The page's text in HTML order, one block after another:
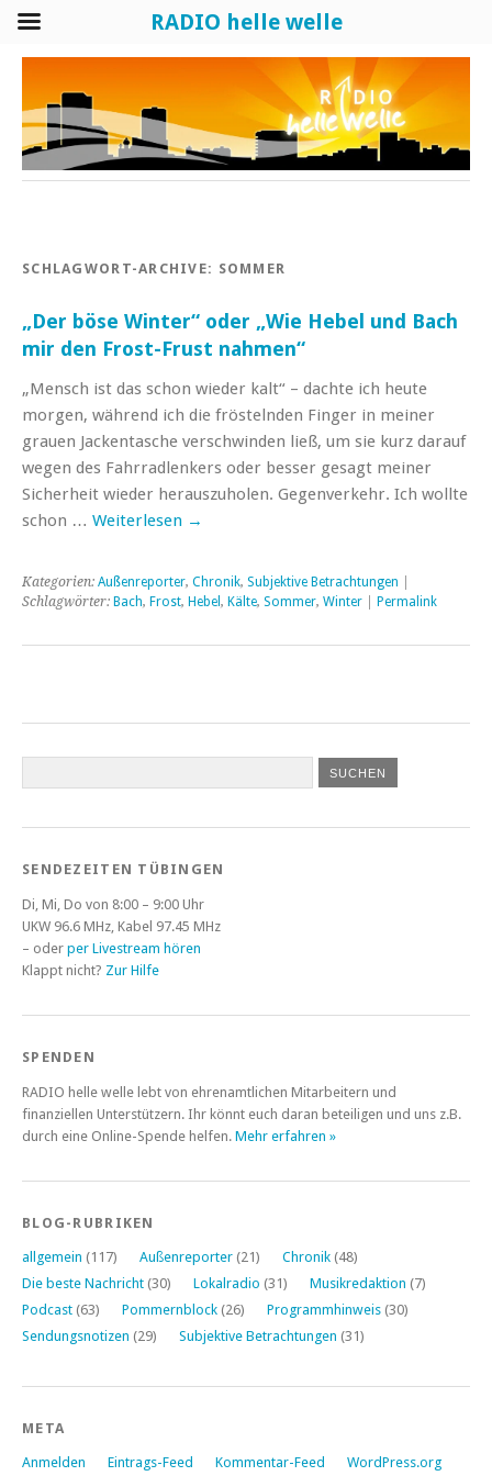
SCHLAGWORT-ARCHIVE: SOMMER
„Der böse Winter“ oder „Wie Hebel und Bach
mir den Frost-Frust nahmen“
„Mensch ist das schon wieder kalt“ – dachte ich heute
morgen, während ich die fröstelnden Finger in meiner
grauen Jackentasche verschwinden ließ, um sie kurz darauf
wegen des Fahrradlenkers oder besser gesagt meiner
Sicherheit wieder herauszuholen. Gegenverkehr. Ich wollte
schon … Weiterlesen →
Kategorien: Außenreporter, Chronik, Subjektive Betrachtungen
Schlagwörter: Bach, Frost, Hebel , Kälte, Sommer, Winter Permalink
SENDEZEITEN TÜBINGEN
Di, Mi, Do von 8:00 – 9:00 Uhr
UKW 96.6 MHz, Kabel 97.45 MHz
– oder per Livestream hören
Klappt nicht? Zur Hilfe
SPENDEN
RADIO helle welle lebt von ehrenamtlichen Mitarbeitern und
finanziellen Unterstützern. Ihr könnt euch daran beteiligen und uns z.B.
durch eine Online-Spende helfen. Mehr erfahren »
BLOG-RUBRIKEN
allgemein (117) Außenreporter (21) Chronik (48)
Die beste Nachricht (30) Lokalradio (31) Musikredaktion (7)
Podcast (63) Pommernblock (26) Programmhinweis (30)
Sendungsnotizen (29) Subjektive Betrachtungen (31)
META
Anmelden Eintrags-Feed Kommentar-Feed WordPress.org
RADIO helle welle